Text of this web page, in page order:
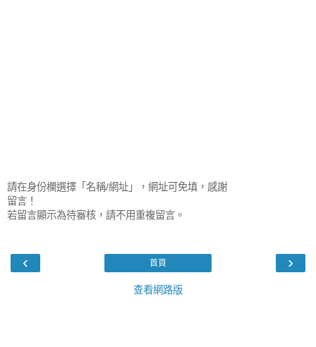
請在身份欄選擇「名稱/網址」，網址可免填，感謝
留言！
若留言顯示為待審核，請不用重複留言。
‹ ›
首頁
查看網路版